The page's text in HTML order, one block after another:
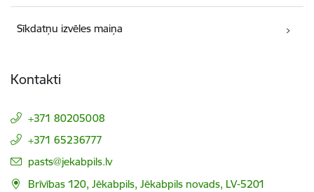
Sīkdatņu izvēles maiņa
Kontakti
+371 80205008
+371 65236777
E-pasts:
pasts@jekabpils.lv
Brīvības 120, Jēkabpils, Jēkabpils novads, LV-5201